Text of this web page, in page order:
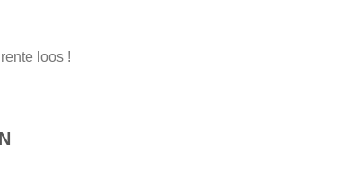
loos !